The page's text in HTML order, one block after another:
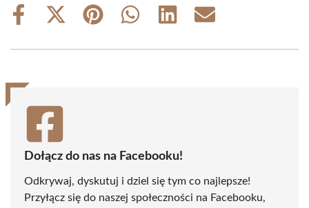
Share
Share
(Twitter)
Share
Share
Share
Share
Dołącz do nas na Facebooku!
Odkrywaj, dyskutuj i dziel się tym co najlepsze!
Przyłącz się do naszej społeczności na Facebooku,